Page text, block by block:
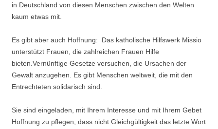
in Deutschland von diesen Menschen zwischen den Welten
kaum etwas mit.
Es gibt aber auch Hoffnung: Das katholische Hilfswerk Missio
unterstützt Frauen, die zahlreichen Frauen Hilfe
bieten.Vernünftige Gesetze versuchen, die Ursachen der
Gewalt anzugehen. Es gibt Menschen weltweit, die mit den
Entrechteten solidarisch sind.
Sie sind eingeladen, mit Ihrem Interesse und mit Ihrem Gebet
Hoffnung zu pflegen, dass nicht Gleichgültigkeit das letzte Wort